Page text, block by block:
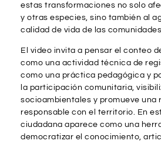
estas transformaciones no solo
y otras especies, sino también al
calidad de vida de las
El video invita a pensar el conteo
como una actividad técnica de
como una práctica pedagógica y
la participación comunitaria,
socioambientales y promueve una
responsable con el territorio. En
ciudadana aparece como una
democratizar el conocimiento,